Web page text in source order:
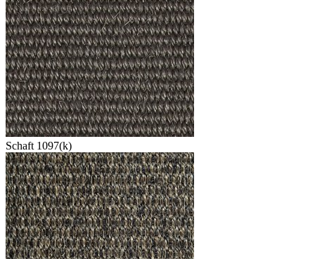
Schaft 1097(k)